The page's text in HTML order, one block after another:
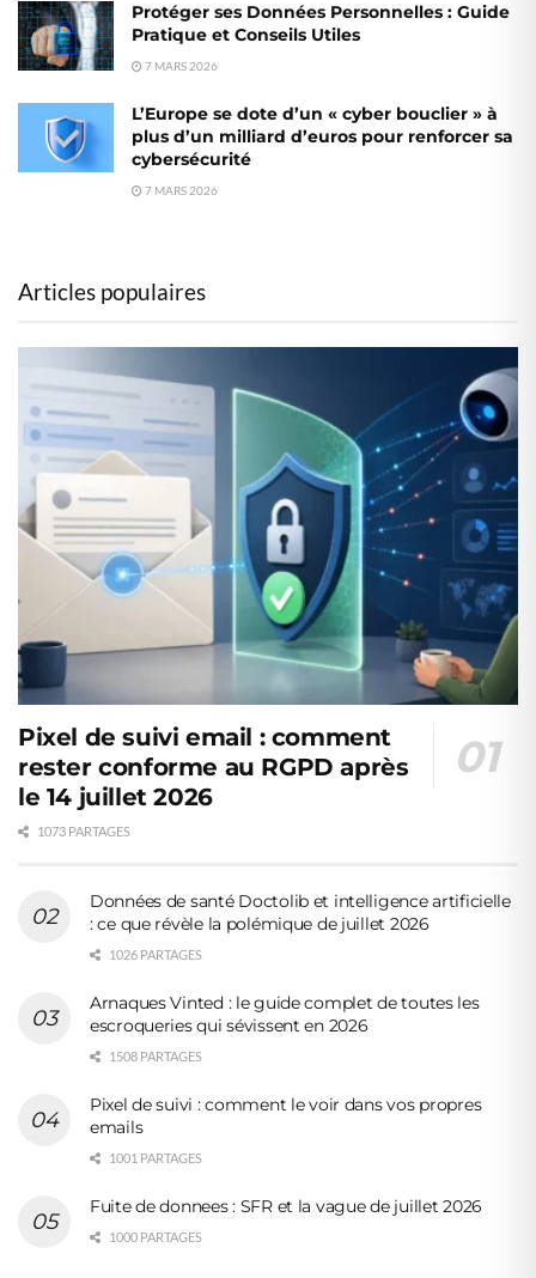
Protéger ses Données Personnelles : Guide
Pratique et Conseils Utiles
7 MARS 2026
L’Europe se dote d’un « cyber bouclier » à
plus d’un milliard d’euros pour renforcer sa
cybersécurité
7 MARS 2026
Articles populaires
Pixel de suivi email : comment
rester conforme au RGPD après
le 14 juillet 2026
1073 PARTAGES
Données de santé Doctolib et intelligence artificielle
: ce que révèle la polémique de juillet 2026
1026 PARTAGES
Arnaques Vinted : le guide complet de toutes les
escroqueries qui sévissent en 2026
1508 PARTAGES
Pixel de suivi : comment le voir dans vos propres
emails
1001 PARTAGES
Fuite de donnees : SFR et la vague de juillet 2026
1000 PARTAGES